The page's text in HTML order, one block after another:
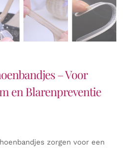
– Voor
en Blarenpreventie
zorgen voor een